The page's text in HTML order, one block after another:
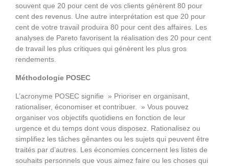
souvent que 20 pour cent de vos clients génèrent 80 pour
cent des revenus. Une autre interprétation est que 20 pour
cent de votre travail produira 80 pour cent des affaires. Les
analyses de Pareto favorisent la réalisation des 20 pour cent
de travail les plus critiques qui génèrent les plus gros
rendements.
Méthodologie POSEC
L’acronyme POSEC signifie » Prioriser en organisant,
rationaliser, économiser et contribuer. » Vous pouvez
organiser vos objectifs quotidiens en fonction de leur
urgence et du temps dont vous disposez. Rationalisez ou
simplifiez les tâches gênantes ou les sujets qui peuvent être
traités par d’autres. Les économies concernent les listes de
souhaits personnels que vous aimez faire ou les choses qui